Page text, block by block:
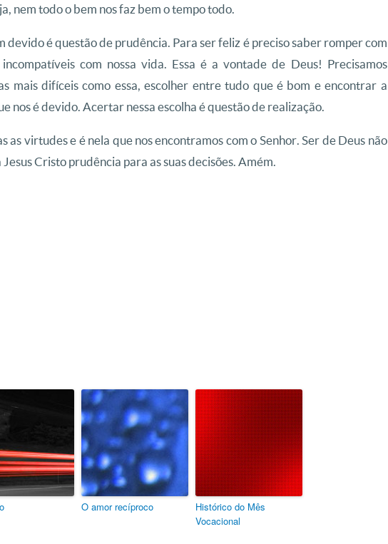
nem todo o bem nos faz bem o tempo todo.
devido é questão de prudência. Para ser feliz é preciso saber romper com
com nossa vida. Essa é a vontade de Deus! Precisamos
mais difíceis como essa, escolher entre tudo que é bom e encontrar a
nos é devido. Acertar nessa escolha é questão de realização.
as virtudes e é nela que nos encontramos com o Senhor. Ser de Deus não
Jesus Cristo prudência para as suas decisões. Amém.
O amor recíproco
Histórico do Mês
Vocacional